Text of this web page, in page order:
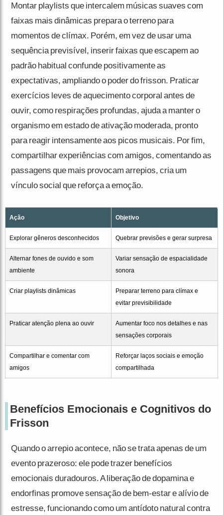
Montar playlists que intercalem músicas suaves com
faixas mais dinâmicas prepara o terreno para
momentos de clímax. Porém, em vez de usar uma
sequência previsível, inserir faixas que escapem ao
padrão habitual confunde positivamente as
expectativas, ampliando o poder do frisson. Praticar
exercícios leves de aquecimento corporal antes de
ouvir, como respirações profundas, ajuda a manter o
organismo em estado de ativação moderada, pronto
para reagir intensamente aos picos musicais. Por fim,
compartilhar experiências com amigos, comentando as
passagens que mais provocam arrepios, cria um
vínculo social que reforça a emoção.
Ação Objetivo
Explorar gêneros desconhecidos Quebrar previsões e gerar surpresa
Alternar fones de ouvido e som
ambiente
Variar sensação de espacialidade
sonora
Criar playlists dinâmicas
Preparar terreno para clímax e
evitar previsibilidade
Praticar atenção plena ao ouvir
Aumentar foco nos detalhes e nas
sensações corporais
Compartilhar e comentar com
amigos
Reforçar laços sociais e emoção
compartilhada
Benefícios Emocionais e Cognitivos do
Frisson
Quando o arrepio acontece, não se trata apenas de um
evento prazeroso: ele pode trazer benefícios
emocionais duradouros. A liberação de dopamina e
endorfinas promove sensação de bem-estar e alívio de
estresse, funcionando como um antídoto natural contra